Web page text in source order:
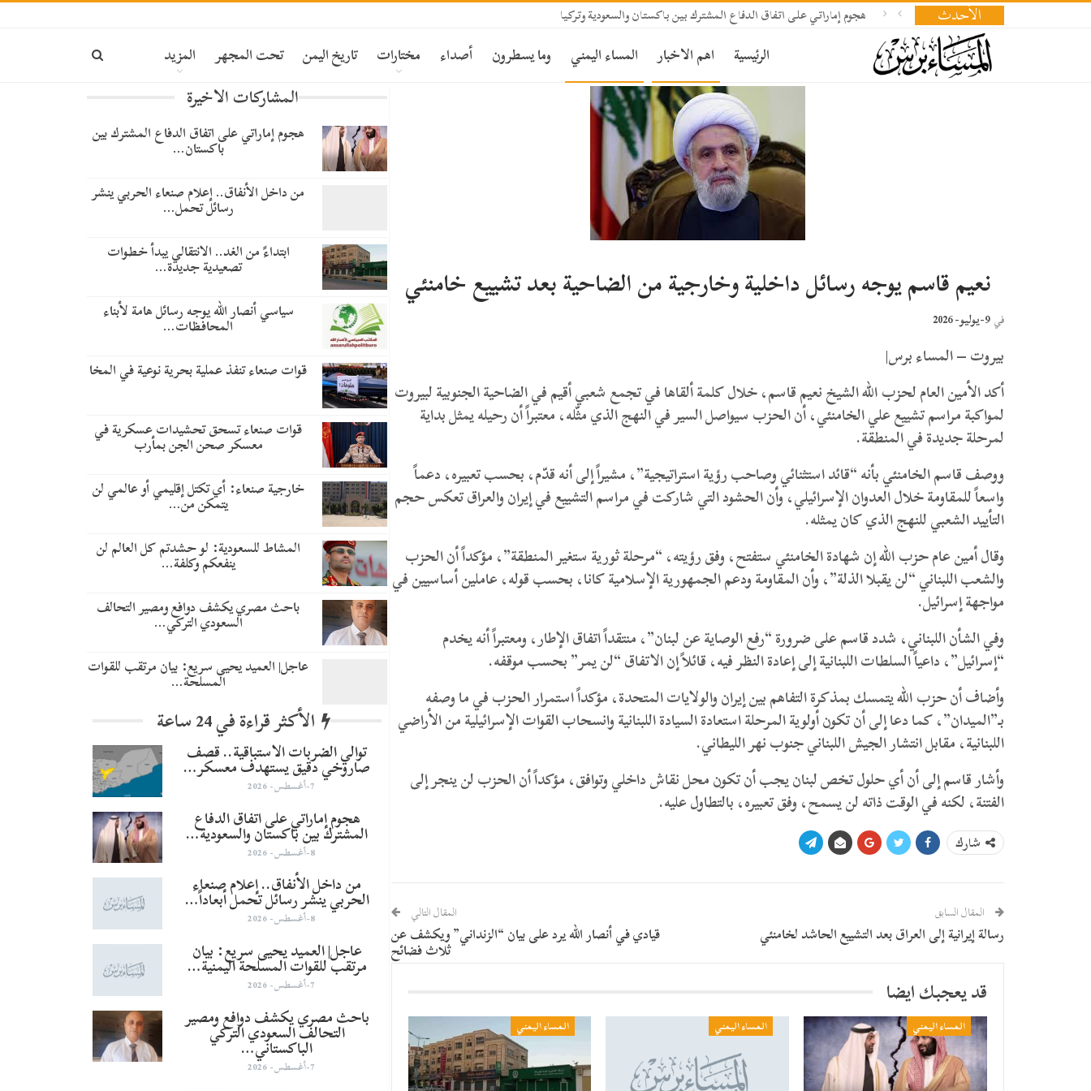
الأحدث هجوم إماراتي على اتفاق الدفاع المشترك بين باكستان والسعودية وتركيا
الرئيسية اهم الاخبار المساء اليمني وما يسطرون أصداء مختارات تاريخ اليمن تحت المجهر المزيد
نعيم قاسم يوجه رسائل داخلية وخارجية من الضاحية بعد تشييع خامنئي
في 9-يوليو- 2026
بيروت – المساء برس|
أكد الأمين العام لحزب الله الشيخ نعيم قاسم، خلال كلمة ألقاها في تجمع شعبي أقيم في الضاحية الجنوبية لبيروت
لمواكبة مراسم تشييع علي الخامنئي، أن الحزب سيواصل السير في النهج الذي مثّله، معتبراً أن رحيله يمثل بداية
لمرحلة جديدة في المنطقة.
ووصف قاسم الخامنئي بأنه “قائد استثنائي وصاحب رؤية استراتيجية”، مشيراً إلى أنه قدّم، بحسب تعبيره، دعماً
واسعاً للمقاومة خلال العدوان الإسرائيلي، وأن الحشود التي شاركت في مراسم التشييع في إيران والعراق تعكس حجم
التأييد الشعبي للنهج الذي كان يمثله.
وقال أمين عام حزب الله إن شهادة الخامنئي ستفتح، وفق رؤيته، “مرحلة ثورية ستغير المنطقة”، مؤكداً أن الحزب
والشعب اللبناني “لن يقبلا الذلة”، وأن المقاومة ودعم الجمهورية الإسلامية كانا، بحسب قوله، عاملين أساسيين في
مواجهة إسرائيل.
وفي الشأن اللبناني، شدد قاسم على ضرورة “رفع الوصاية عن لبنان”، منتقداً اتفاق الإطار، ومعتبراً أنه يخدم
“إسرائيل”، داعياً السلطات اللبنانية إلى إعادة النظر فيه، قائلاً إن الاتفاق “لن يمر” بحسب موقفه.
وأضاف أن حزب الله يتمسك بمذكرة التفاهم بين إيران والولايات المتحدة، مؤكداً استمرار الحزب في ما وصفه
بـ”الميدان”، كما دعا إلى أن تكون أولوية المرحلة استعادة السيادة اللبنانية وانسحاب القوات الإسرائيلية من الأراضي
اللبنانية، مقابل انتشار الجيش اللبناني جنوب نهر الليطاني.
وأشار قاسم إلى أن أي حلول تخص لبنان يجب أن تكون محل نقاش داخلي وتوافق، مؤكداً أن الحزب لن ينجر إلى
الفتنة، لكنه في الوقت ذاته لن يسمح، وفق تعبيره، بالتطاول عليه.
شارك
المقال السابق
رسالة إيرانية إلى العراق بعد التشييع الحاشد لخامنئي
المقال التالي
قيادي في أنصار الله يرد على بيان “الزنداني” ويكشف عن
ثلاث فضائح
قد يعجبك ايضا
المساء اليمني المساء اليمني المساء اليمني
المشاركات الاخيرة
هجوم إماراتي على اتفاق الدفاع المشترك بين
باكستان…
من داخل الأنفاق.. إعلام صنعاء الحربي ينشر
رسائل تحمل…
​ابتداءً من الغد.. الانتقالي يبدأ خطوات
تصعيدية جديدة…
سياسي أنصار الله يوجه رسائل هامة لأبناء
المحافظات…
قوات صنعاء تنفذ عملية بحرية نوعية في المخا
قوات صنعاء تسحق تحشيدات عسكرية في
معسكر صحن الجن بمأرب
خارجية صنعاء: أي تكتل إقليمي أو عالمي لن
يتمكن من…
المشاط للسعودية: لو حشدتم كل العالم لن
ينفعكم وكلفة…
باحث مصري يكشف دوافع ومصير التحالف
السعودي التركي…
عاجل| العميد يحيى سريع: بيان مرتقب للقوات
المسلحة…
الأكثر قراءة في 24 ساعة
توالي الضربات الاستباقية.. قصف
صاروخي دقيق يستهدف معسكر…
7-أغسطس- 2026
هجوم إماراتي على اتفاق الدفاع
المشترك بين باكستان والسعودية…
8-أغسطس- 2026
من داخل الأنفاق.. إعلام صنعاء
الحربي ينشر رسائل تحمل أبعاداً…
8-أغسطس- 2026
عاجل| العميد يحيى سريع: بيان
مرتقب للقوات المسلحة اليمنية…
7-أغسطس- 2026
باحث مصري يكشف دوافع ومصير
التحالف السعودي التركي
الباكستاني…
7-أغسطس- 2026